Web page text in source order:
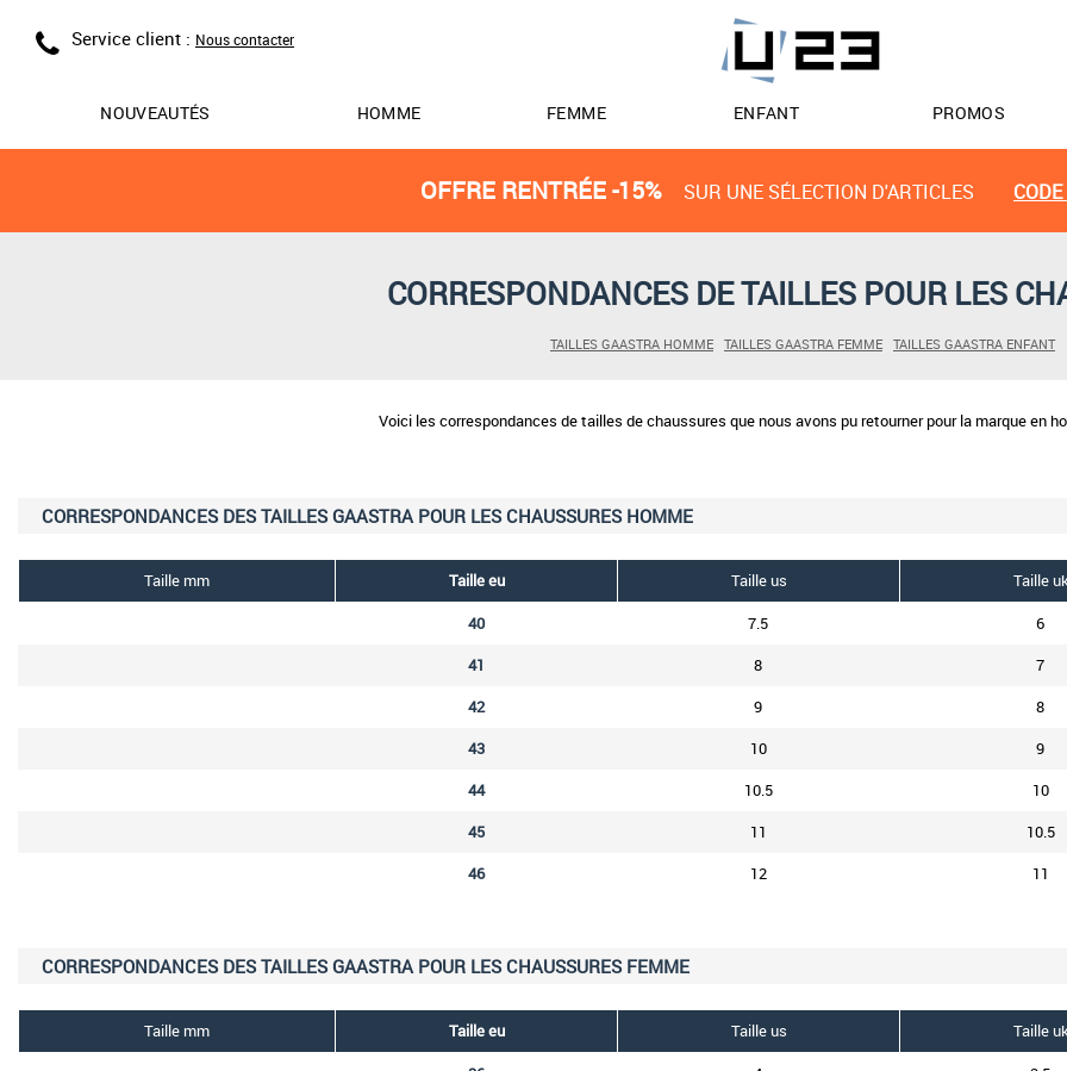
Service client : Nous contacter
NOUVEAUTÉS HOMME FEMME ENFANT PROMOS
OFFRE RENTRÉE -15% SUR UNE SÉLECTION D'ARTICLES
CORRESPONDANCES DE TAILLES POUR LES
TAILLES GAASTRA HOMME TAILLES GAASTRA FEMME TAILLES GAASTRA ENFANT
Voici les correspondances de tailles de chaussures que nous avons pu retourner pour la marque en
CORRESPONDANCES DES TAILLES GAASTRA POUR LES CHAUSSURES HOMME
Taille mm Taille eu Taille us
Taille
40
7.5
6
41
8
7
42
9
8
43
10
9
44
10.5
10
45
11
10.5
46
12 11
CORRESPONDANCES DES TAILLES GAASTRA POUR LES CHAUSSURES FEMME
Taille mm Taille eu Taille us
Taille